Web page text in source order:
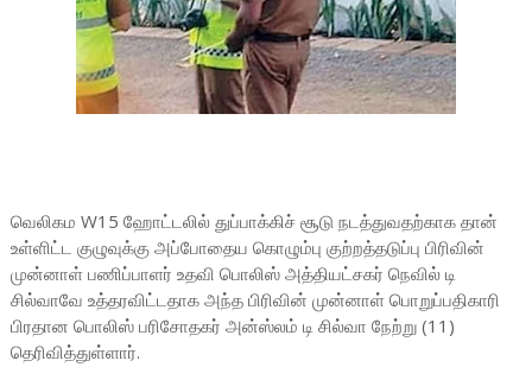
வெலிகம W15 ஹோட்டலில் துப்பாக்கிச் சூடு நடத்துவதற்காக தான்
உள்ளிட்ட குழுவுக்கு அப்போதைய கொழும்பு குற்றத்தடுப்பு பிரிவின்
முன்னாள் பணிப்பாளர் உதவி பொலிஸ் அத்தியட்சகர் நெவில் டி
சில்வாவே உத்தரவிட்டதாக அந்த பிரிவின் முன்னாள் பொறுப்பதிகாரி
பிரதான பொலிஸ் பரிசோதகர் அன்ஸ்லம் டி சில்வா நேற்று (11)
தெரிவித்துள்ளார்.